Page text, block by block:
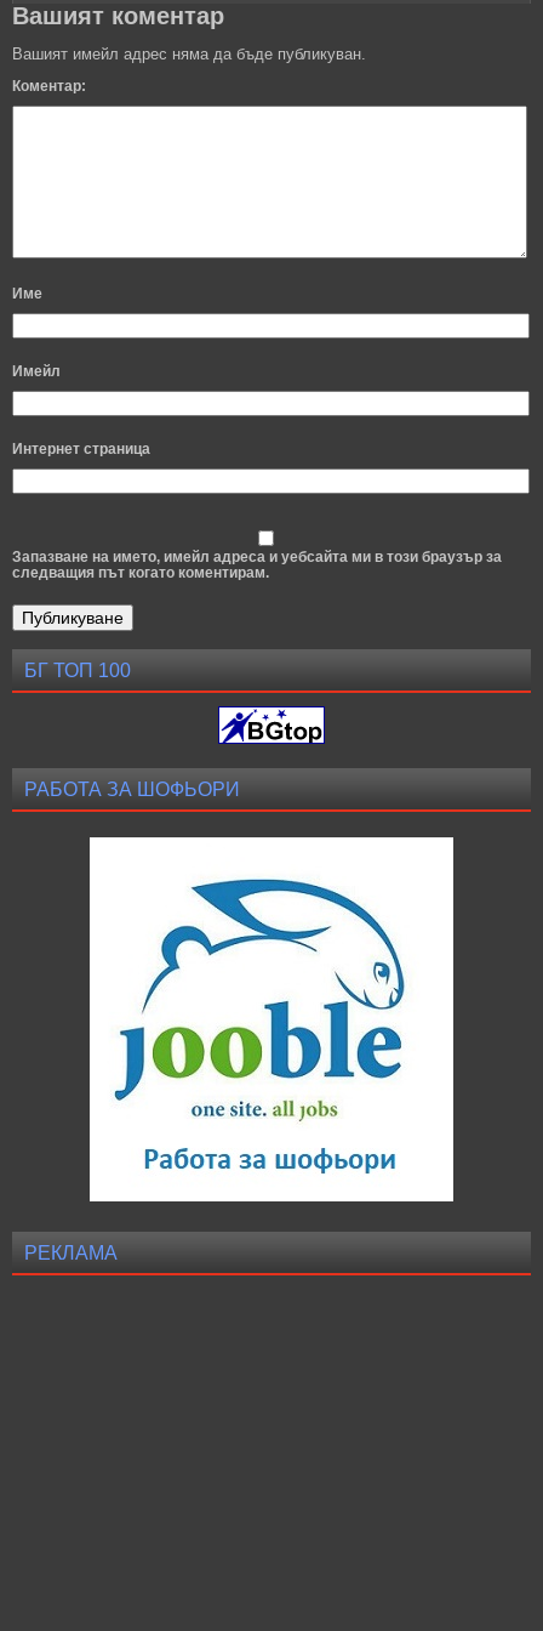
Вашият коментар
Вашият имейл адрес няма да бъде публикуван.
Коментар:
Име
Имейл
Интернет страница
Запазване на името, имейл адреса и уебсайта ми в този браузър за
следващия път когато коментирам.
БГ ТОП 100
РАБОТА ЗА ШОФЬОРИ
РЕКЛАМА